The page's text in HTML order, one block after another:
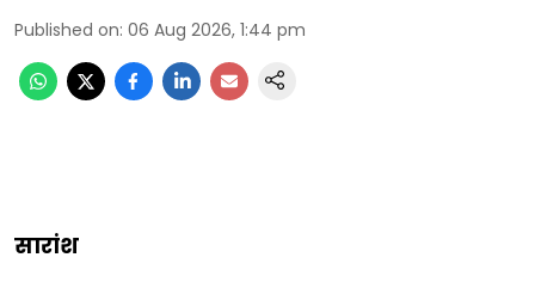
Published on: 06 Aug 2026, 1:44 pm
सारांश